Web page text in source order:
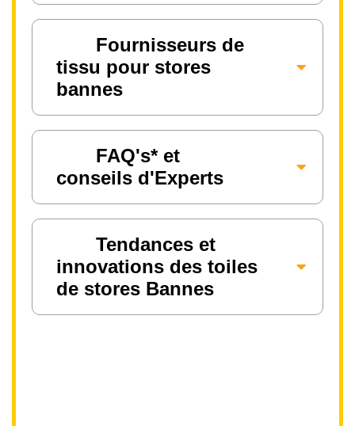
Fournisseurs de
tissu pour stores
bannes
FAQ's* et
conseils d'Experts
Tendances et
innovations des toiles
de stores Bannes